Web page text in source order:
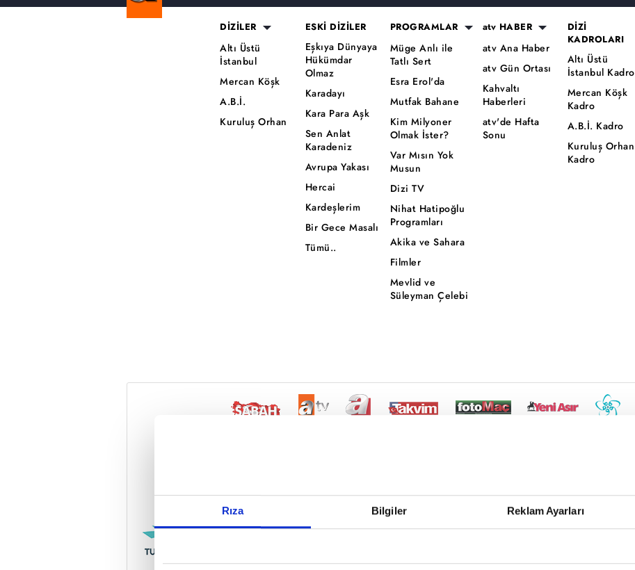
Rıza Bilgiler Reklam Ayarları
Reddet
DİZİLER
Altı Üstü
İstanbul
Mercan Köşk
A.B.İ.
Kuruluş Orhan
ESKİ DİZİLER
Eşkıya Dünyaya
Hükümdar
Olmaz
Karadayı
Kara Para Aşk
Sen Anlat
Karadeniz
Avrupa Yakası
Hercai
Kardeşlerim
Bir Gece Masalı
Tümü..
PROGRAMLAR
Müge Anlı ile
Tatlı Sert
Esra Erol'da
Mutfak Bahane
Kim Milyoner
Olmak İster?
Var Mısın Yok
Musun
Dizi TV
Nihat Hatipoğlu
Programları
Akika ve Sahara
Filmler
Mevlid ve
Süleyman Çelebi
atv HABER
atv Ana Haber
atv Gün Ortası
Kahvaltı
Haberleri
atv'de Hafta
Sonu
DİZİ
KADROLARI
Altı Üstü
İstanbul Kadro
Mercan Köşk
Kadro
A.B.İ. Kadro
Kuruluş Orhan
Kadro